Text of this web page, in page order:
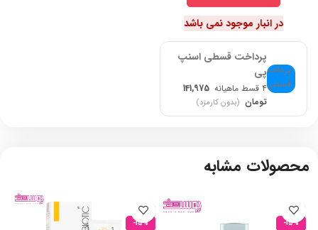
در انبار موجود نمی باشد
پرداخت قسطی اسنپ
پی
۴ قسط ماهیانه
141,975
تومان (بدون کارمزد)
محصولات مشابه
-15%
-15%